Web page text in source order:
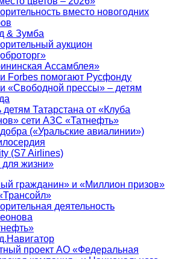
вместо новогодних
& Зумба
аукцион
Ассамблея»
Forbes помогают Русфонду
«Свободной прессы» – детям
Татарстана от «Клуба
сети АЗС «Татнефть»
(«Уральские авиалинии»)
(S7 Airlines)
для жизни»
гражданин» и «Миллион призов»
деятельность
проект АО «Федеральная